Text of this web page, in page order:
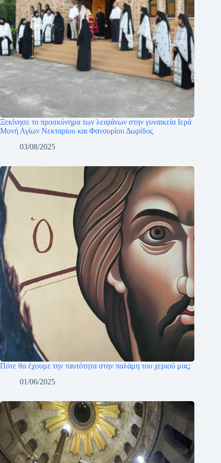
Ξεκίνησε το προσκύνημα των λειψάνων στην γυναικεία Ιερά
Μονή Αγίων Νεκταρίου και Φανουρίου Δωρίδος
03/08/2025
Πότε θα έχουμε την ταυτότητα στην παλάμη του χεριού μας;
01/06/2025